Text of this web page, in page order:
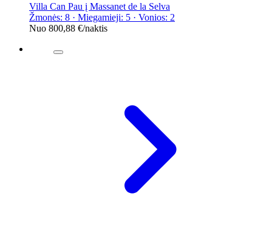
Villa Can Pau į Massanet de la Selva
Žmonės: 8 · Miegamieji: 5 · Vonios: 2
Nuo 800,88 €/naktis